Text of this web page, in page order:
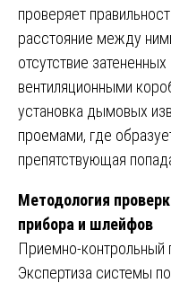
проверяет
расстояние между
отсутствие
вентиляционными
установка дымовых
проемами, где
препятствующая
Методология
прибора и шлейфов
Приемно-контрольный
Экспертиза системы